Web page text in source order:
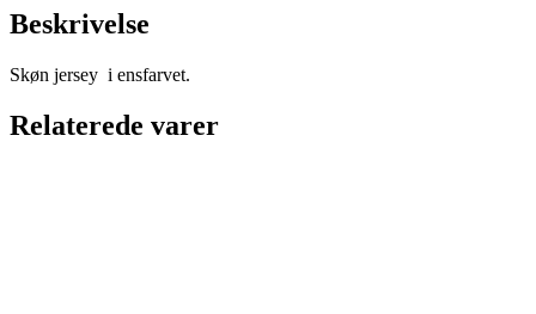
Beskrivelse
Skøn jersey i ensfarvet.
Relaterede varer